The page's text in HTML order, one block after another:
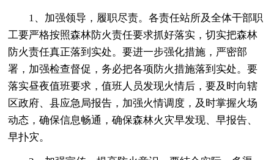
1、加强领导，履职尽责。各责任站所及全体干部职
工要严格按照森林防火责任要求抓好落实，切实把森林
防火责任真正落到实处。要进一步强化措施，严密部
署，加强检查督促，务必把各项防火措施落到实处。要
落实昼夜值班要求，值班人员发现火情后，要及时向辖
区政府、县应急局报告，加强火情调度，及时掌握火场
动态，确保信息畅通，确保森林火灾早发现、早报告、
早扑灾。